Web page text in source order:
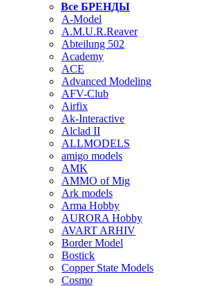
Все БРЕНДЫ
A-Model
A.M.U.R.Reaver
Abteilung 502
Academy
ACE
Advanced Modeling
AFV-Club
Airfix
Ak-Interactive
Alclad II
ALLMODELS
amigo models
AMK
AMMO of Mig
Ark models
Arma Hobby
AURORA Hobby
AVART ARHIV
Border Model
Bostick
Copper State Models
Cosmo